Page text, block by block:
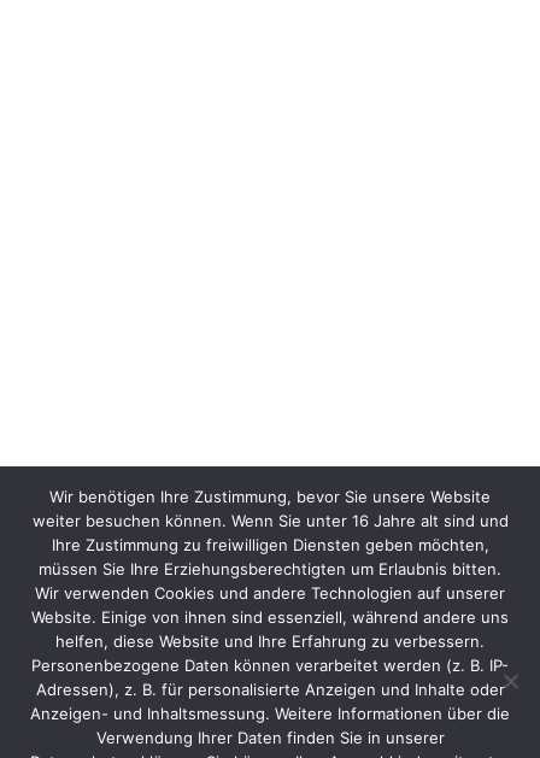
Wir benötigen Ihre Zustimmung, bevor Sie unsere Website
weiter besuchen können. Wenn Sie unter 16 Jahre alt sind und
Ihre Zustimmung zu freiwilligen Diensten geben möchten,
müssen Sie Ihre Erziehungsberechtigten um Erlaubnis bitten.
Wir verwenden Cookies und andere Technologien auf unserer
Website. Einige von ihnen sind essenziell, während andere uns
helfen, diese Website und Ihre Erfahrung zu verbessern.
Personenbezogene Daten können verarbeitet werden (z. B. IP-
Adressen), z. B. für personalisierte Anzeigen und Inhalte oder
Anzeigen- und Inhaltsmessung. Weitere Informationen über die
Verwendung Ihrer Daten finden Sie in unserer